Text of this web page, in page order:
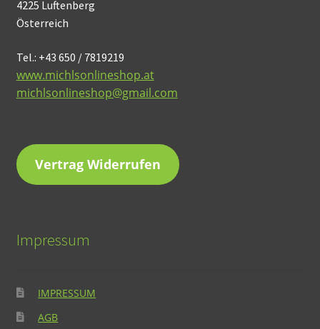
4225 Luftenberg
Österreich
Tel.: +43 650 / 7819219
www.michlsonlineshop.at
michlsonlineshop@gmail.com
Vertrag Widerrufen
Impressum
IMPRESSUM
AGB